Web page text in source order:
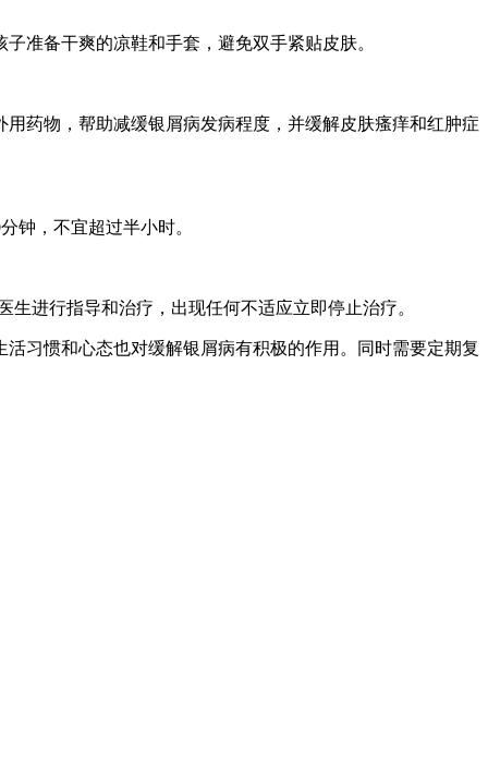
准备干爽的凉鞋和手套，避免双手紧贴皮肤。
药物，帮助减缓银屑病发病程度，并缓解皮肤瘙痒和红肿症
钟，不宜超过半小时。
进行指导和治疗，出现任何不适应立即停止治疗。
习惯和心态也对缓解银屑病有积极的作用。同时需要定期复